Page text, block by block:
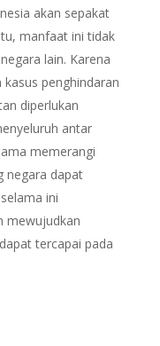
akan sepakat
manfaat ini tidak
lain. Karena
penghindaran
diperlukan
antar
memerangi
negara dapat
ini
mewujudkan
tercapai pada